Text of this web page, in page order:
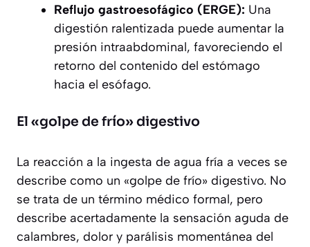
Reflujo gastroesofágico (ERGE): Una
digestión ralentizada puede aumentar la
presión intraabdominal, favoreciendo el
retorno del contenido del estómago
hacia el esófago.
El «golpe de frío» digestivo
La reacción a la ingesta de agua fría a veces se
describe como un «golpe de frío» digestivo. No
se trata de un término médico formal, pero
describe acertadamente la sensación aguda de
calambres, dolor y parálisis momentánea del